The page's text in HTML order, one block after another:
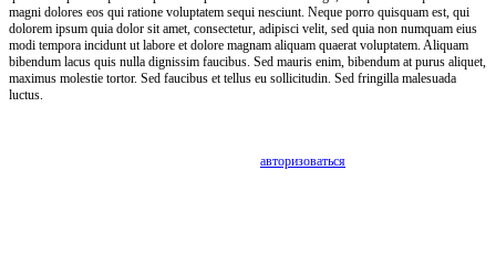
magni dolores eos qui ratione voluptatem sequi nesciunt. Neque porro quisquam est, qui
dolorem ipsum quia dolor sit amet, consectetur, adipisci velit, sed quia non numquam eius
modi tempora incidunt ut labore et dolore magnam aliquam quaerat voluptatem. Aliquam
bibendum lacus quis nulla dignissim faucibus. Sed mauris enim, bibendum at purus aliquet,
maximus molestie tortor. Sed faucibus et tellus eu sollicitudin. Sed fringilla malesuada
luctus.
авторизоваться